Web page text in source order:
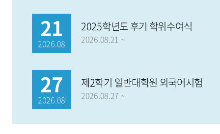
21
2026.08
2025학년도 후기 학위수여식
2026.08.21 ~
27
2026.08
제2학기 일반대학원 외국어시험
2026.08.27 ~